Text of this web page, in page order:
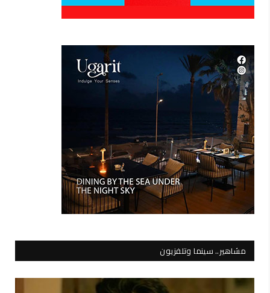
مشاهير.. سينما وتلفزيون